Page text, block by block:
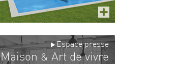
Espace presse
Maison & Art de vivre